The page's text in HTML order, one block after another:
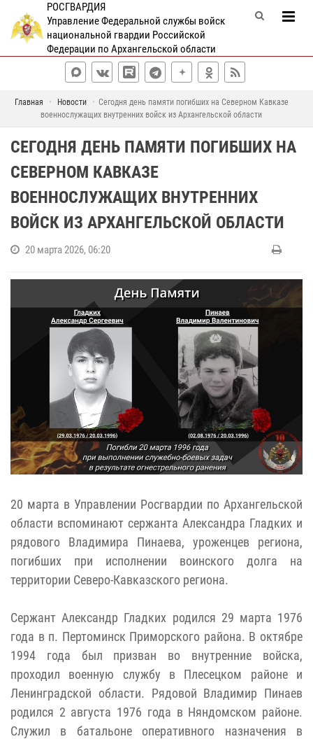
РОСГВАРДИЯ
Управление Федеральной службы войск
национальной гвардии Российской
Федерации по Архангельской области
Главная Новости
Сегодня день памяти погибших на Северном Кавказе
военнослужащих внутренних войск из Архангельской области
СЕГОДНЯ ДЕНЬ ПАМЯТИ ПОГИБШИХ НА
СЕВЕРНОМ КАВКАЗЕ
ВОЕННОСЛУЖАЩИХ ВНУТРЕННИХ
ВОЙСК ИЗ АРХАНГЕЛЬСКОЙ ОБЛАСТИ
20 марта 2026, 06:20
20 марта в Управлении Росгвардии по Архангельской
области вспоминают сержанта Александра Гладких и
рядового Владимира Пинаева, уроженцев региона,
погибших при исполнении воинского долга на
территории Северо-Кавказского региона.
Сержант Александр Гладких родился 29 марта 1976
года в п. Пертоминск Приморского района. В октябре
1994 года был призван во внутренние войска,
проходил военную службу в Плесецком районе и
Ленинградской области. Рядовой Владимир Пинаев
родился 2 августа 1976 года в Няндомском районе.
Служил в батальоне оперативного назначения в